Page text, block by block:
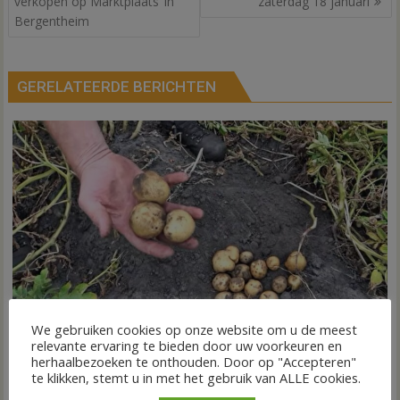
Bergentheim
GERELATEERDE BERICHTEN
VIDEO Invloed droogte op aardappeloogst
7 augustus 2026 Wim de Jonge Reacties uitgeschakeldvoor
VIDEO
DEDEMSVAART – De extreme droogte van deze zomer laat
We gebruiken cookies op onze website om u de meest
relevante ervaring te bieden door uw voorkeuren en
herhaalbezoeken te onthouden. Door op "Accepteren"
te klikken, stemt u in met het gebruik van ALLE cookies.